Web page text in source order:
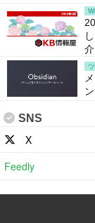
介
SNS
X
Feedly